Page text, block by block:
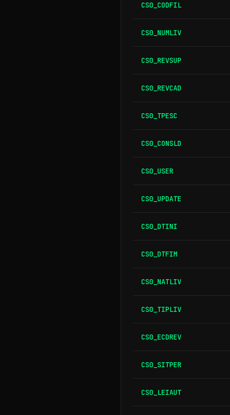
CS0_CODFIL
CS0_NUMLIV
CS0_REVSUP
CS0_REVCAD
CS0_TPESC
CS0_CONSLD
CS0_USER
CS0_UPDATE
CS0_DTINI
CS0_DTFIM
CS0_NATLIV
CS0_TIPLIV
CS0_ECDREV
CS0_SITPER
CS0_LEIAUT